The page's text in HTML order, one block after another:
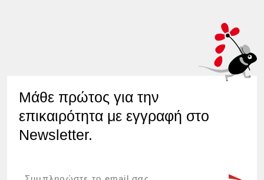
Μάθε πρώτος για την
επικαιρότητα με εγγραφή στο
Newsletter.